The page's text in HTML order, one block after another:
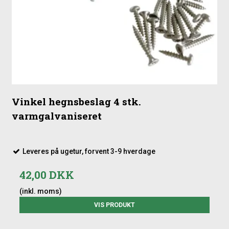
produkter, så du let kan samle en komplet løsning.
Vinkel hegnsbeslag 4 stk.
varmgalvaniseret
Leveres på ugetur, forvent 3-9 hverdage
42,00 DKK
(inkl. moms)
VIS PRODUKT